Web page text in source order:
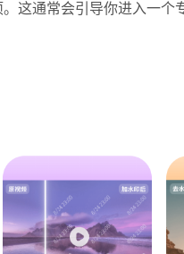
这通常会引导你进入一个